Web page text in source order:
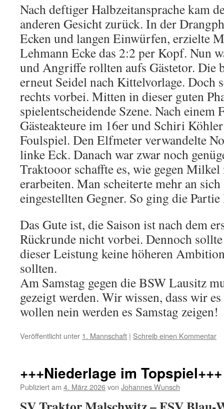
Nach deftiger Halbzeitansprache kam
anderen Gesicht zurück. In der
Ecken und langen Einwürfen, erzielte
Lehmann Ecke das 2:2 per Kopf. Nun
und Angriffe rollten aufs Gästetor. Die
erneut Seidel nach Kittelvorlage. Doch
rechts vorbei. Mitten in dieser guten
spielentscheidende Szene. Nach einem
Gästeakteure im 16er und Schiri
Foulspiel. Den Elfmeter verwandelte
linke Eck. Danach war zwar noch
Traktooor schaffte es, wie gegen
erarbeiten. Man scheiterte mehr an
eingestellten Gegner. So ging die
Das Gute ist, die Saison ist nach dem
Rückrunde nicht vorbei. Dennoch
dieser Leistung keine höheren
sollten.
Am Samstag gegen die BSW Lausitz
gezeigt werden. Wir wissen, dass wir
wollen nein werden es Samstag zeigen!
Veröffentlicht unter 1. Mannschaft | Schreib einen Kommentar
+++Niederlage im Topspiel+++
Publiziert am 4. März 2026von Johannes Wunsch